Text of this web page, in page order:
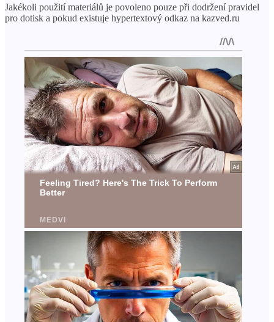
Jakékoli použití materiálů je povoleno pouze při dodržení pravidel
pro dotisk a pokud existuje hypertextový odkaz na kazved.ru